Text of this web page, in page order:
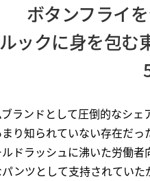
ボタンフライ
ックに身を包む
ランドとして圧倒的なシェ
り知られていない存在だ
ドラッシュに沸いた労働
ンツとして支持されてい